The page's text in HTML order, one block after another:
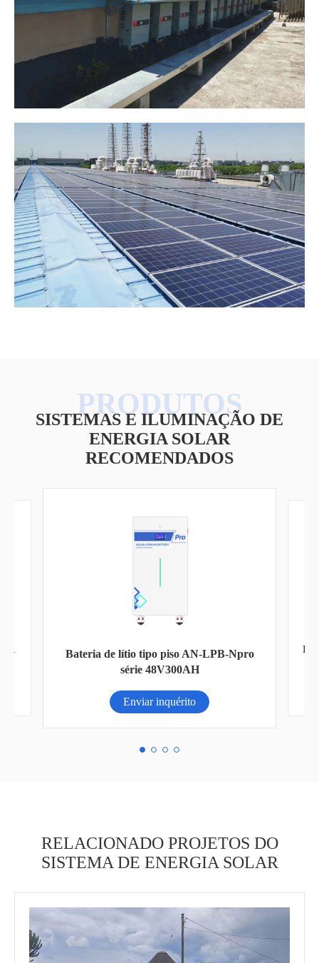
SISTEMAS E ILUMINAÇÃO DE
ENERGIA SOLAR
RECOMENDADOS
Inversor solar da série AN-SCI-EVO AN-
SCI-EVO4200/6200
Enviar inquérito
RELACIONADO PROJETOS DO
SISTEMA DE ENERGIA SOLAR